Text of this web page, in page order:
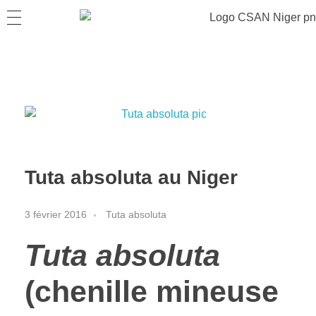
Tuta absoluta au Niger
3 février 2016 Tuta absoluta
Tuta absoluta
(chenille mineuse